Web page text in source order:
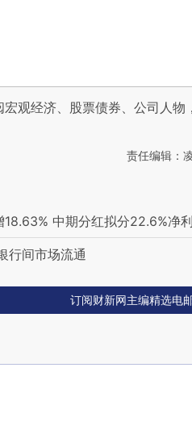
宏观经济、股票债券、公司人物
责任编辑：
中期分红拟分22.6%净利
行间市场流通
订阅财新网主编精选电